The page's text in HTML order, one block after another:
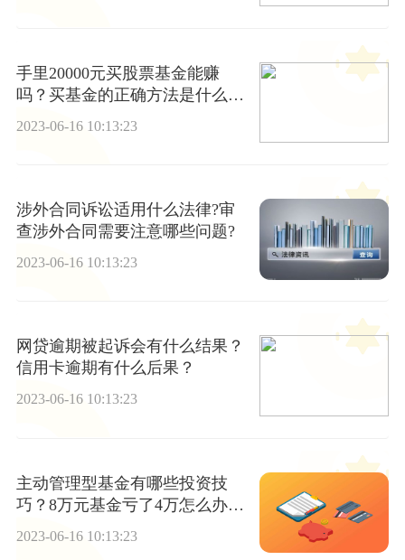
手里20000元买股票基金能赚
吗？买基金的正确方法是什么？
2023-06-16 10:13:23
涉外合同诉讼适用什么法律?审
查涉外合同需要注意哪些问题?
2023-06-16 10:13:23
网贷逾期被起诉会有什么结果？
信用卡逾期有什么后果？
2023-06-16 10:13:23
主动管理型基金有哪些投资技
巧？8万元基金亏了4万怎么办？|
2023-06-16 10:13:23